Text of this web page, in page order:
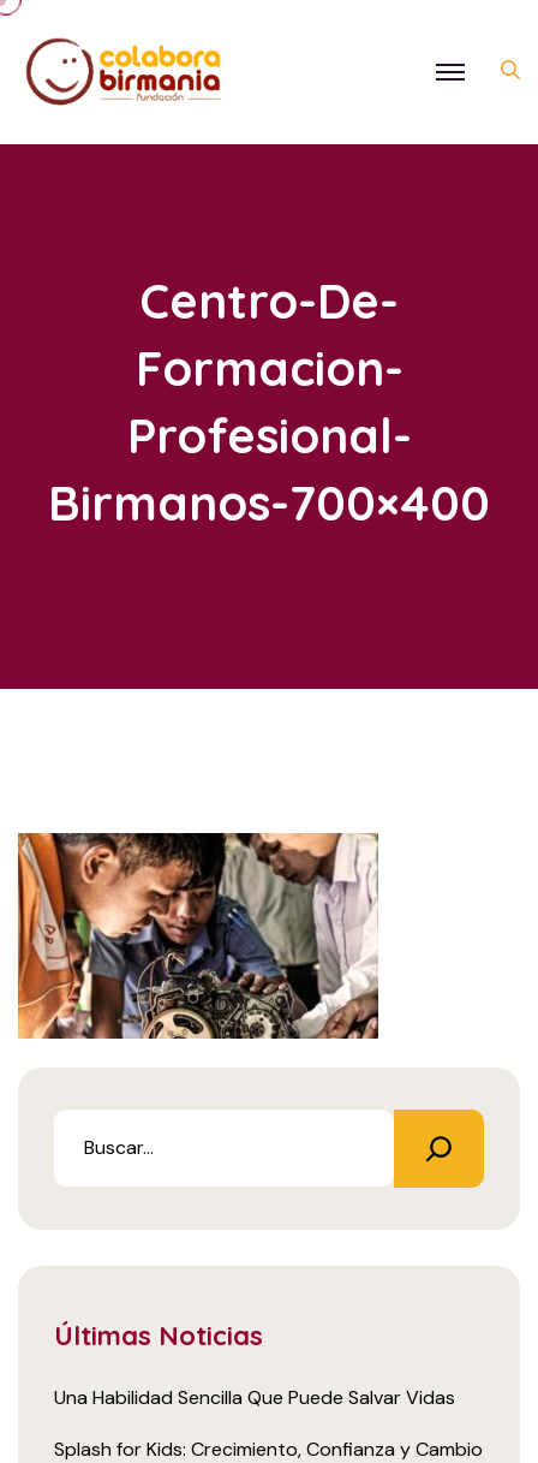
Centro-De-
Formacion-
Profesional-
Birmanos-700×400
Últimas Noticias
Una Habilidad Sencilla Que Puede Salvar Vidas
Splash for Kids: Crecimiento, Confianza y Cambio